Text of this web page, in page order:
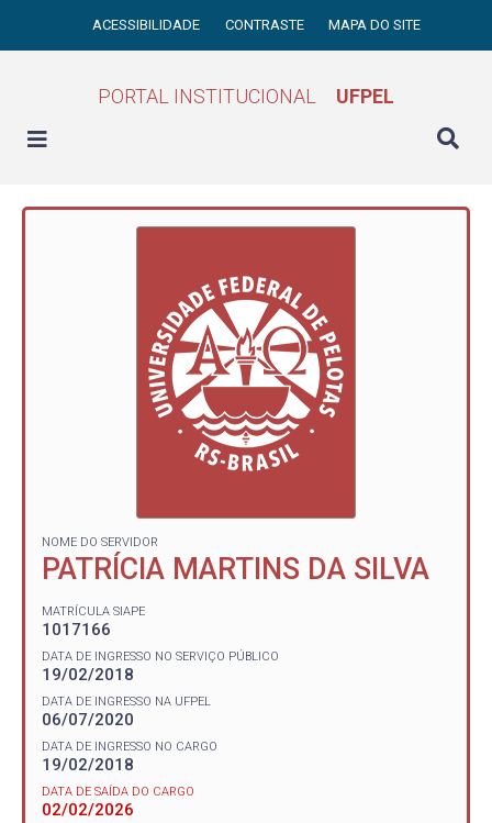
ACESSIBILIDADE CONTRASTE MAPA DO SITE
PORTAL INSTITUCIONAL UFPEL
NOME DO SERVIDOR
PATRÍCIA MARTINS DA SILVA
MATRÍCULA SIAPE
1017166
DATA DE INGRESSO NO SERVIÇO PÚBLICO
19/02/2018
DATA DE INGRESSO NA UFPEL
06/07/2020
DATA DE INGRESSO NO CARGO
19/02/2018
DATA DE SAÍDA DO CARGO
02/02/2026